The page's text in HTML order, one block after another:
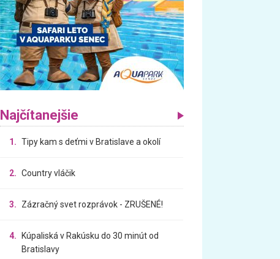
Najčítanejšie
1. Tipy kam s deťmi v Bratislave a okolí
2. Country vláčik
3. Zázračný svet rozprávok - ZRUŠENÉ!
4.
Kúpaliská v Rakúsku do 30 minút od
Bratislavy